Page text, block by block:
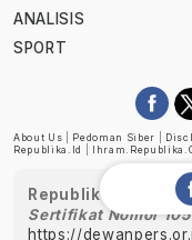
ANALISIS
SPORT
About Us Pedoman Siber
Republika.id
Republika telah
Sertifikat Nomor
https://